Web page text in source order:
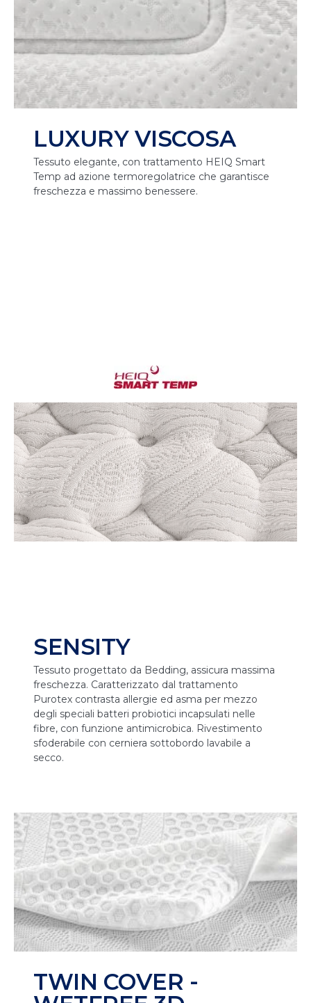
LUXURY VISCOSA
Tessuto elegante, con trattamento HEIQ Smart
Temp ad azione termoregolatrice che garantisce
freschezza e massimo benessere.
SENSITY
Tessuto progettato da Bedding, assicura massima
freschezza. Caratterizzato dal trattamento
Purotex contrasta allergie ed asma per mezzo
degli speciali batteri probiotici incapsulati nelle
fibre, con funzione antimicrobica. Rivestimento
sfoderabile con cerniera sottobordo lavabile a
secco.
TWIN COVER -